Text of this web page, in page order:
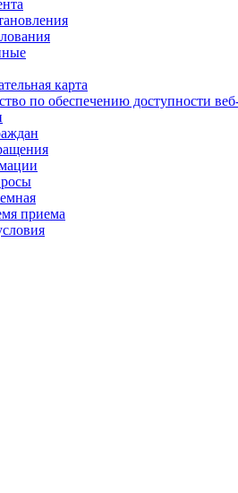
карта
по обеспечению доступности
приема